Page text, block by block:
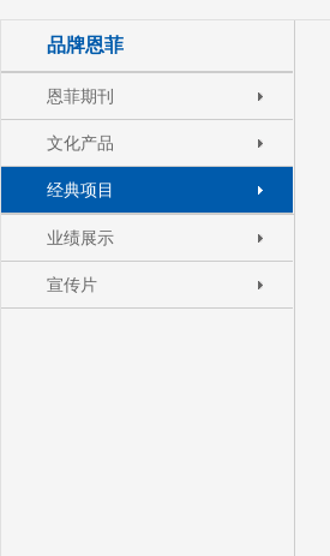
品牌恩菲
恩菲期刊
文化产品
经典项目
业绩展示
宣传片